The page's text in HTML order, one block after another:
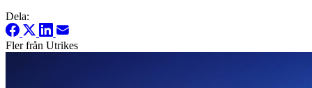
Dela:
Fler från Utrikes